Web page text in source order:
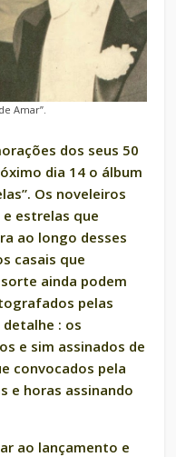
Amar”.
dos seus 50
dia 14 o álbum
Os noveleiros
estrelas que
ao longo desses
casais que
ainda podem
pelas
: os
e sim assinados de
convocados pela
e horas assinando
ao lançamento e